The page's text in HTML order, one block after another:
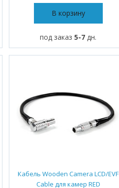
В корзину
под заказ5-7 дн.
Кабель Wooden Camera LCD/EVF
Cable для камер RED